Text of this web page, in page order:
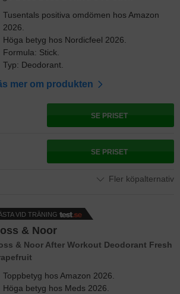
Tusentals positiva omdömen hos Amazon
2026.
Höga betyg hos Nordicfeel 2026.
Formula: Stick.
Typ: Deodorant.
mer om produkten
SE PRISET
SE PRISET
Fler köpalternativ
VID TRÄNING
& Noor
& Noor After Workout Deodorant Fresh
Toppbetyg hos Amazon 2026.
Höga betyg hos Meds 2026.